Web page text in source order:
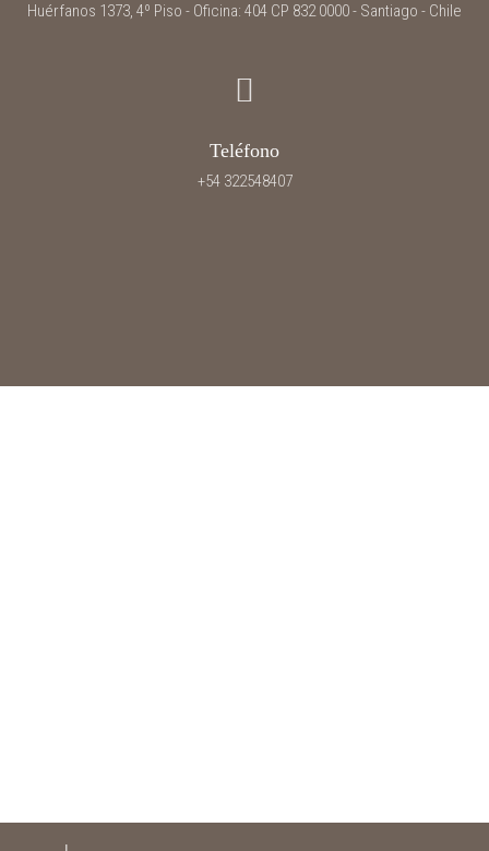
Huérfanos 1373, 4º Piso - Oficina: 404 CP 832 0000 - Santiago - Chile
Teléfono
+54 322548407